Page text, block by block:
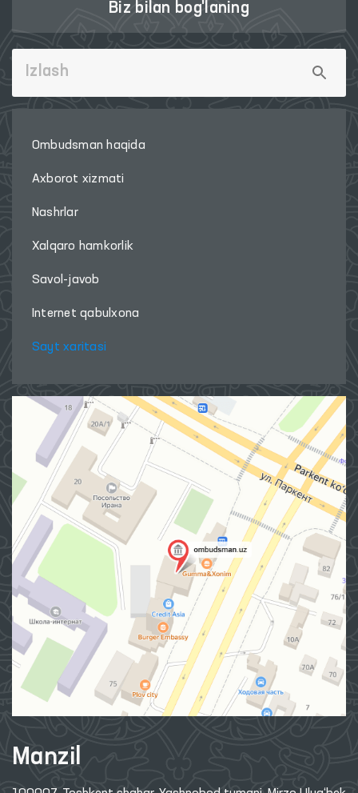
Biz bilan bog'laning
Ombudsman haqida
Axborot xizmati
Nashrlar
Xalqaro hamkorlik
Savol-javob
Internet qabulxona
Sayt xaritasi
Manzil